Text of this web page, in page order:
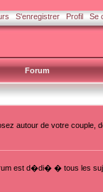
S'enregistrer Profil Se
Forum
autour de votre
est d�di� � tous les